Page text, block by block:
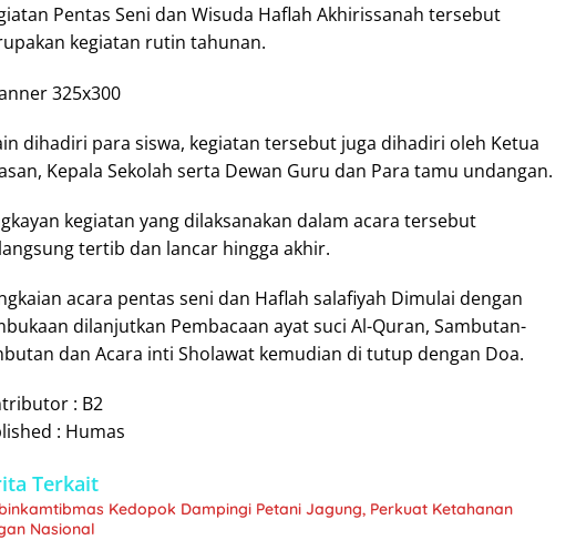
Pentas Seni dan Wisuda Haflah Akhirissanah tersebut
kegiatan rutin tahunan.
dihadiri para siswa, kegiatan tersebut juga dihadiri oleh Ketua
Kepala Sekolah serta Dewan Guru dan Para tamu undangan.
kegiatan yang dilaksanakan dalam acara tersebut
tertib dan lancar hingga akhir.
acara pentas seni dan Haflah salafiyah Dimulai dengan
dilanjutkan Pembacaan ayat suci Al-Quran, Sambutan-
dan Acara inti Sholawat kemudian di tutup dengan Doa.
: B2
: Humas
Terkait
Kedopok Dampingi Petani Jagung, Perkuat Ketahanan
Nasional